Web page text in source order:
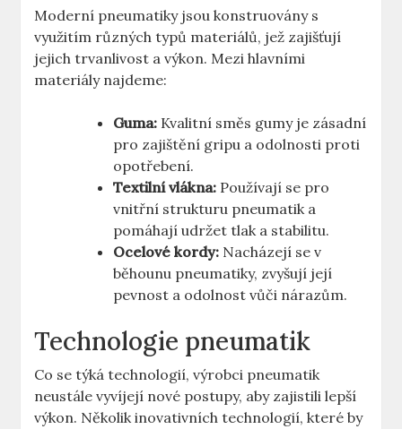
Moderní pneumatiky jsou konstruovány s
využitím různých typů materiálů, jež zajišťují
jejich trvanlivost a výkon. Mezi hlavními
materiály najdeme:
Guma: Kvalitní směs gumy je zásadní
pro zajištění gripu a odolnosti proti
opotřebení.
Textilní vlákna: Používají se pro
vnitřní strukturu pneumatik a
pomáhají udržet tlak a stabilitu.
Ocelové kordy: Nacházejí se v
běhounu pneumatiky, zvyšují její
pevnost a odolnost vůči nárazům.
Technologie pneumatik
Co se týká technologií, výrobci pneumatik
neustále vyvíjejí nové postupy, aby zajistili lepší
výkon. Několik inovativních technologií, které by